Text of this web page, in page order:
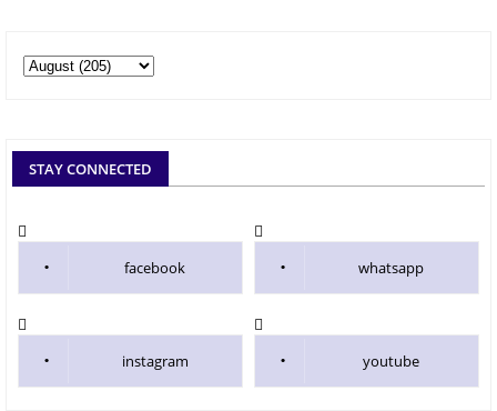
STAY CONNECTED
facebook whatsapp
instagram youtube